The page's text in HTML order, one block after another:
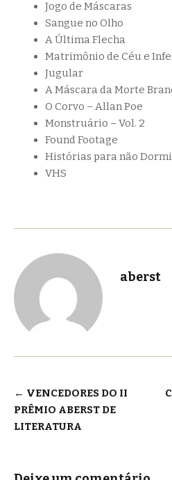
Jogo de Máscaras
Sangue no Olho
A Última Flecha
Matrimônio de Céu e
Jugular
A Máscara da Morte
O Corvo – Allan Poe
Monstruário – Vol. 2
Found Footage
Histórias para não
VHS
aberst
Navegação
de
← VENCEDORES DO II
PRÊMIO ABERST DE
LITERATURA